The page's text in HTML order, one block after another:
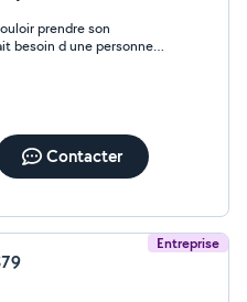
prendre son
besoin d une personne
Contacter
Entreprise